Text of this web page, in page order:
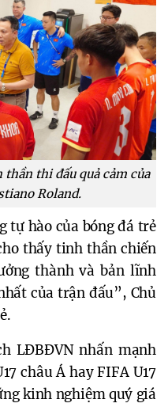
thi đấu quả cảm của
Roland.
tự hào của bóng đá trẻ
thấy tinh thần chiến
thành và bản lĩnh
của trận đấu”, Chủ
LĐBĐVN nhấn mạnh
châu Á hay FIFA U17
kinh nghiệm quý giá